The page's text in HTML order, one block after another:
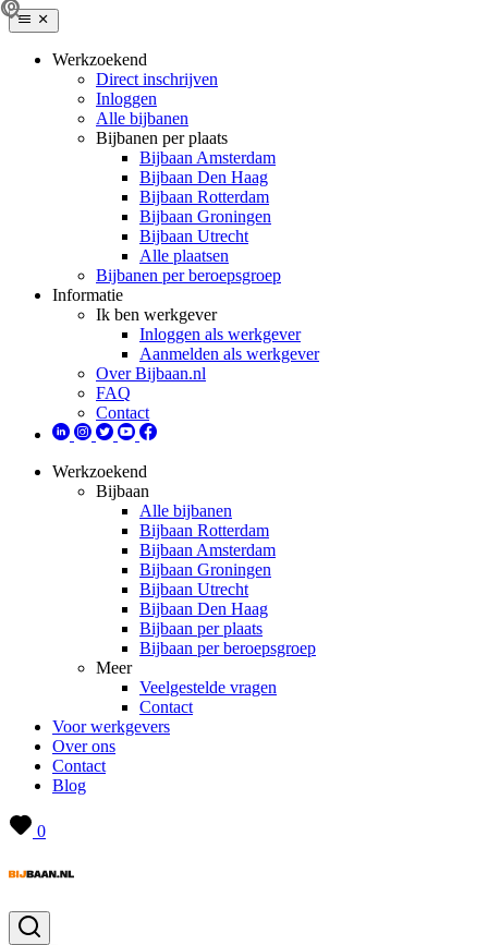
Werkzoekend
Direct inschrijven
Inloggen
Alle bijbanen
Bijbanen per plaats
Bijbaan Amsterdam
Bijbaan Den Haag
Bijbaan Rotterdam
Bijbaan Groningen
Bijbaan Utrecht
Alle plaatsen
Bijbanen per beroepsgroep
Informatie
Ik ben werkgever
Inloggen als werkgever
Aanmelden als werkgever
Over Bijbaan.nl
FAQ
Contact
Werkzoekend
Bijbaan
Alle bijbanen
Bijbaan Rotterdam
Bijbaan Amsterdam
Bijbaan Groningen
Bijbaan Utrecht
Bijbaan Den Haag
Bijbaan per plaats
Bijbaan per beroepsgroep
Meer
Veelgestelde vragen
Contact
Voor werkgevers
Over ons
Contact
Blog
0